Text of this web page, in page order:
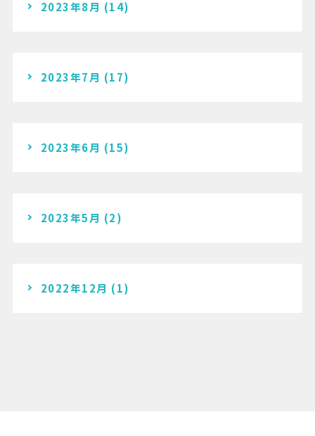
2023年8月 (14)
2023年7月 (17)
2023年6月 (15)
2023年5月 (2)
2022年12月 (1)